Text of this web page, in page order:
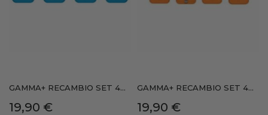
GAMMA+ RECAMBIO SET 4...
Precio
19,90 €
GAMMA+ RECAMBIO SET 4...
Precio
19,90 €